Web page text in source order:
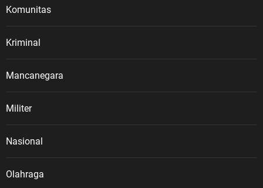
Komunitas
Kriminal
Mancanegara
Militer
Nasional
Olahraga